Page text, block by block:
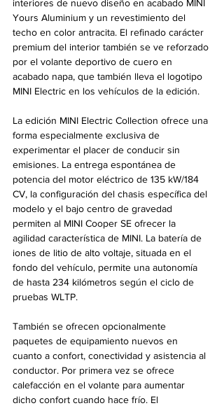
interiores de nuevo diseño en acabado MINI
Yours Aluminium y un revestimiento del
techo en color antracita. El refinado carácter
premium del interior también se ve reforzado
por el volante deportivo de cuero en
acabado napa, que también lleva el logotipo
MINI Electric en los vehículos de la edición.
La edición MINI Electric Collection ofrece una
forma especialmente exclusiva de
experimentar el placer de conducir sin
emisiones. La entrega espontánea de
potencia del motor eléctrico de 135 kW/184
CV, la configuración del chasis específica del
modelo y el bajo centro de gravedad
permiten al MINI Cooper SE ofrecer la
agilidad característica de MINI. La batería de
iones de litio de alto voltaje, situada en el
fondo del vehículo, permite una autonomía
de hasta 234 kilómetros según el ciclo de
pruebas WLTP.
También se ofrecen opcionalmente
paquetes de equipamiento nuevos en
cuanto a confort, conectividad y asistencia al
conductor. Por primera vez se ofrece
calefacción en el volante para aumentar
dicho confort cuando hace frío. El